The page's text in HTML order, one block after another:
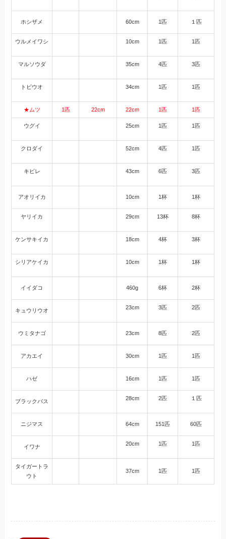
ホシザメ 60cm 1匹 １匹
ウルメイワシ 10cm 1匹 1匹
マルソウダ 35cm 4匹 3匹
トビウオ 34cm 1匹 1匹
★ムツ 1匹 22cm 22cm 1匹 1匹
ウグイ 25cm 1匹 1匹
クロダイ 52cm 4匹 1匹
キビレ 43cm 6匹 3匹
アオリイカ 10cm 1杯 1杯
ヤリイカ 29cm 13杯 8杯
ケンサキイカ 18cm 4杯 3杯
シリアケイカ 10cm 1杯 1杯
イイダコ 460g 6杯 2杯
キュウリウオ 23cm 3匹 2匹
ウミタナゴ 23cm 8匹 2匹
アカエイ 30cm 1匹 1匹
ハゼ 16cm 1匹 1匹
ブラックバス 28cm 2匹 １匹
ニジマス 64cm 151匹 60匹
イワナ 20cm 1匹 1匹
タイガートラ
ウト
37cm 1匹 1匹